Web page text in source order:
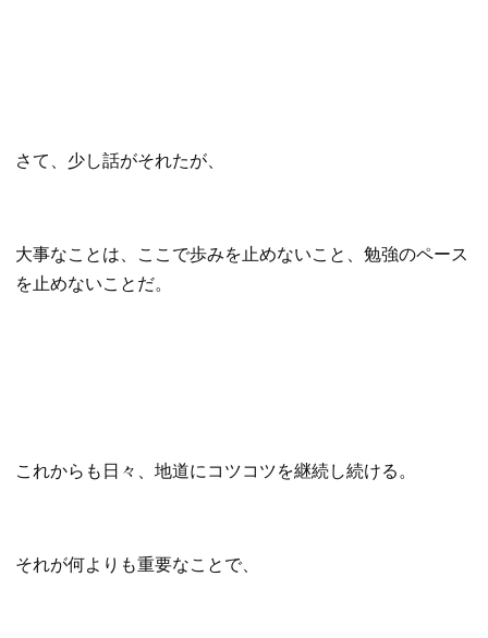
さて、少し話がそれたが、
大事なことは、ここで歩みを止めないこと、勉強のペース
を止めないことだ。
これからも日々、地道にコツコツを継続し続ける。
それが何よりも重要なことで、